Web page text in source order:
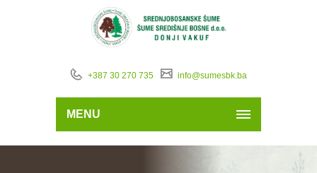
+387 30 270 735 info@sumesbk.ba
MENU